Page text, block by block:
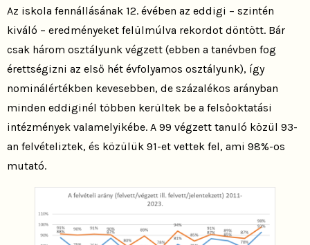
Az iskola fennállásának 12. évében az eddigi – szintén
kiváló – eredményeket felülmúlva rekordot döntött. Bár
csak három osztályunk végzett (ebben a tanévben fog
érettségizni az első hét évfolyamos osztályunk), így
nominálértékben kevesebben, de százalékos arányban
minden eddiginél többen kerültek be a felsőoktatási
intézmények valamelyikébe. A 99 végzett tanuló közül 93-
an felvételiztek, és közülük 91-et vettek fel, ami 98%-os
mutató.